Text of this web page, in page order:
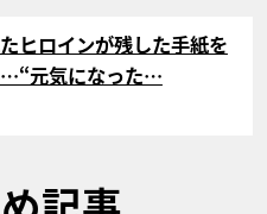
ヒロインが残した手紙を
元気になった…